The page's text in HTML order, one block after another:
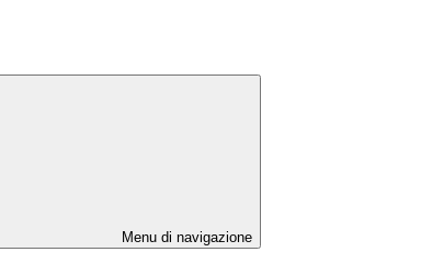
Menu di navigazione